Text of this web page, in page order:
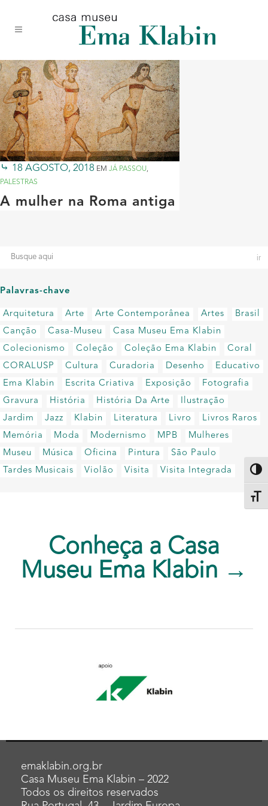
conteúdo
navegação
site
18 AGOSTO, 2018 EM JÁ PASSOU,
PALESTRAS
A mulher na Roma antiga
Palavras-chave
Arquitetura Arte Arte Contemporânea Artes
Brasil
Canção
Casa-Museu
Casa Museu Ema Klabin
Colecionismo
Coleção Coleção Ema Klabin
Coral
CORALUSP
Cultura Curadoria Desenho
Educativo
Ema Klabin
Escrita Criativa Exposição
Fotografia
Gravura
História História Da Arte
Ilustração
Jardim
Jazz Klabin Literatura Livro
Livros Raros
Memória
Moda Modernismo MPB
Mulheres
Museu
Música Oficina Pintura
São Paulo
Tardes Musicais
Violão Visita Visita Integrada
Conheça a Casa
Museu Ema Klabin →
emaklabin.org.br
Casa Museu Ema Klabin – 2022
Todos os direitos reservados